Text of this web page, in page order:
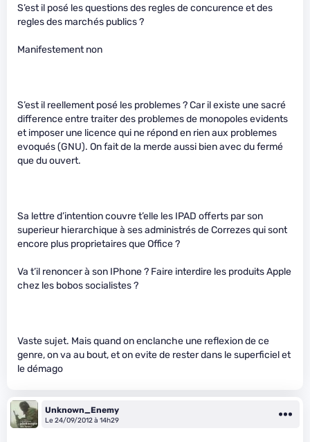
S’est il posé les questions des regles de concurence et des
regles des marchés publics ?
Manifestement non
S’est il reellement posé les problemes ? Car il existe une sacré
difference entre traiter des problemes de monopoles evidents
et imposer une licence qui ne répond en rien aux problemes
evoqués (GNU). On fait de la merde aussi bien avec du fermé
que du ouvert.
Sa lettre d’intention couvre t’elle les IPAD offerts par son
superieur hierarchique à ses administrés de Correzes qui sont
encore plus proprietaires que Office ?
Va t’il renoncer à son IPhone ? Faire interdire les produits Apple
chez les bobos socialistes ?
Vaste sujet. Mais quand on enclanche une reflexion de ce
genre, on va au bout, et on evite de rester dans le superficiel et
le démago
Unknown_Enemy
Le 24/09/2012 à 14h29